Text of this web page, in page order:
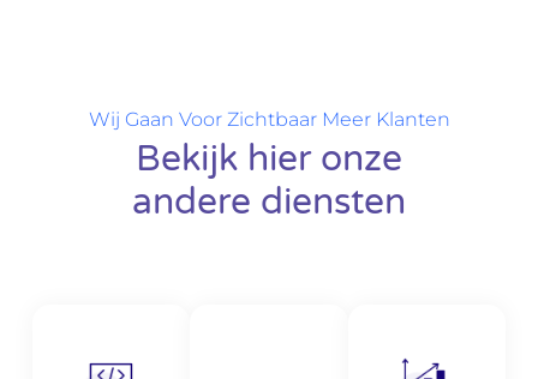
Wij Gaan Voor Zichtbaar Meer Klanten
Bekijk hier onze
andere diensten